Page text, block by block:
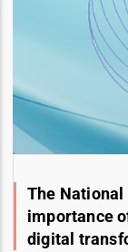
The
importance
digital